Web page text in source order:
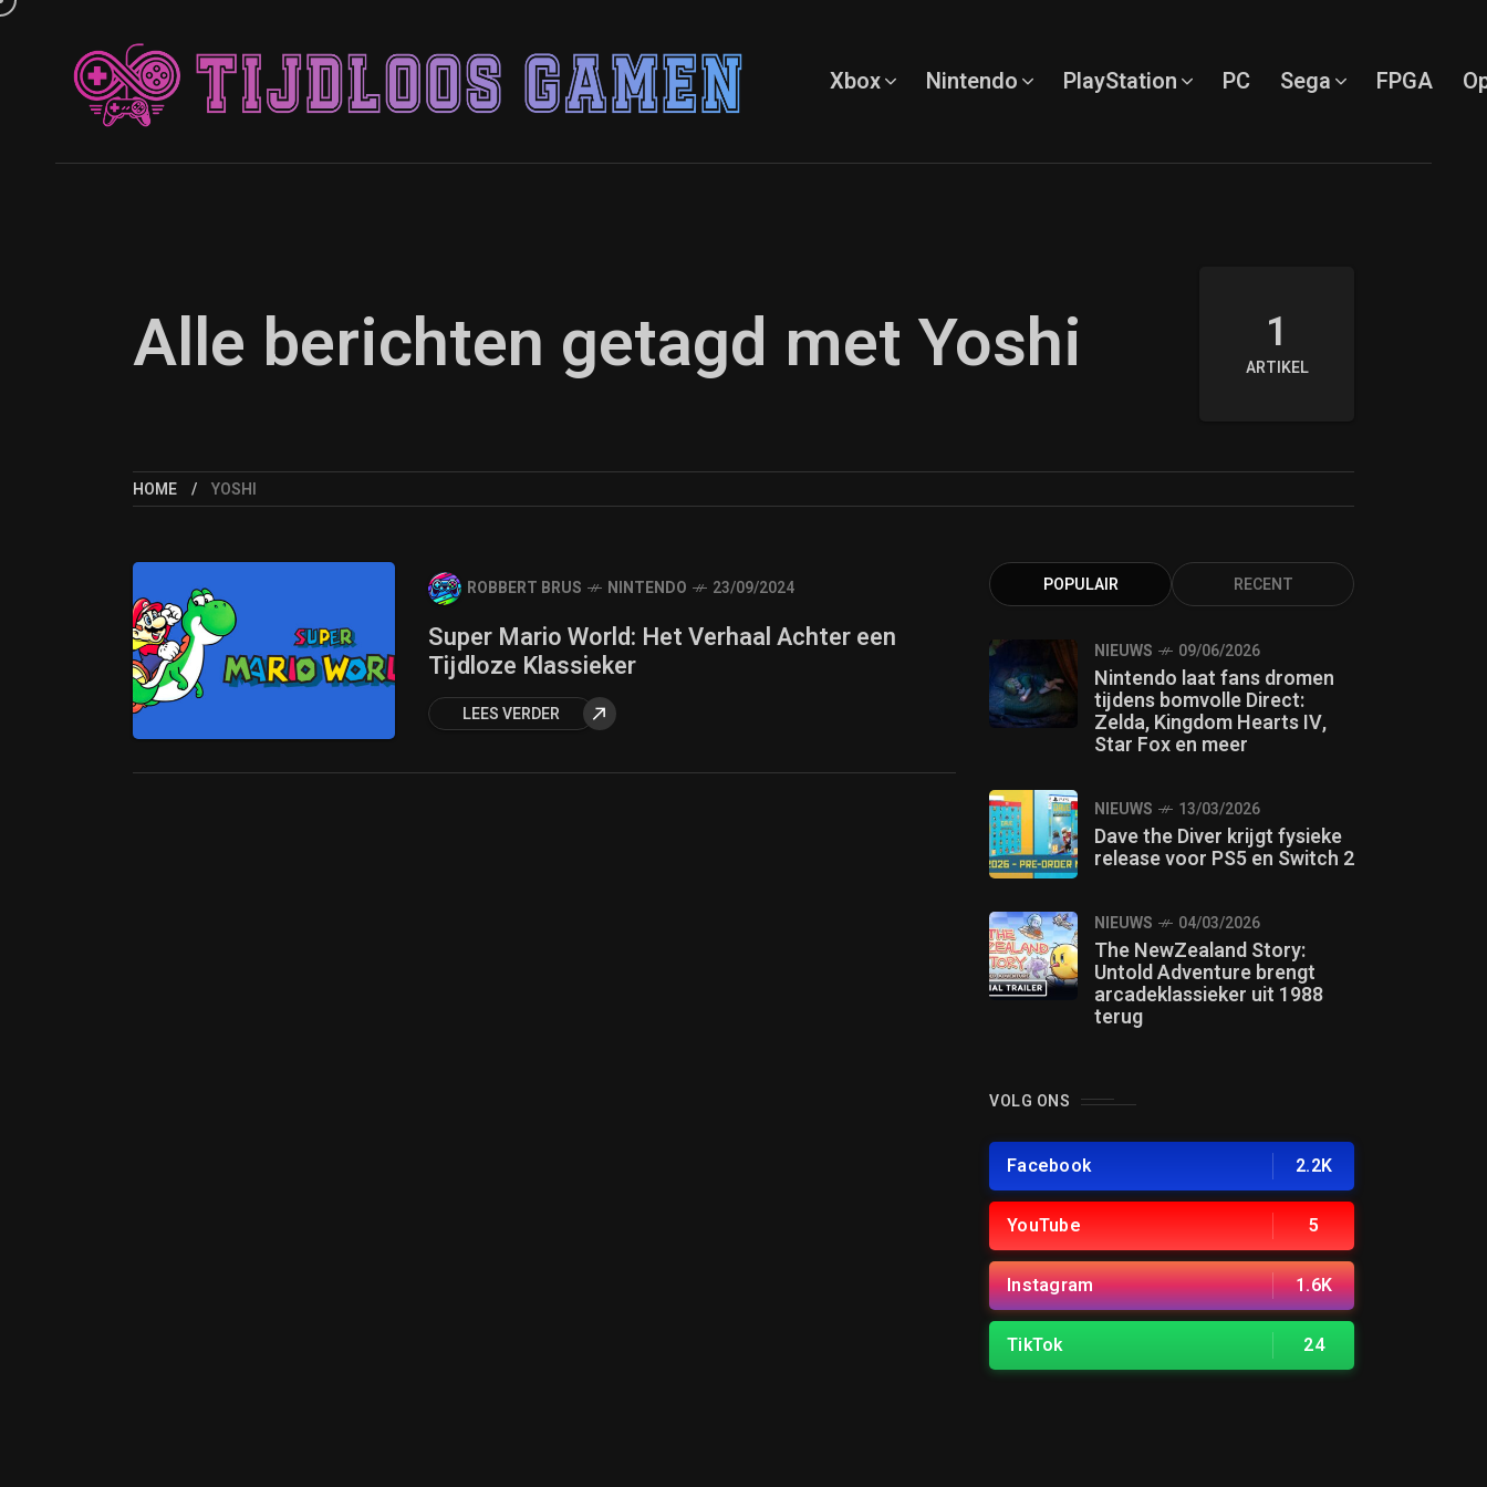
Xbox Nintendo PlayStation PC Sega FPGA
Alle berichten getagd met Yoshi 1
ARTIKEL
HOME YOSHI
ROBBERT BRUS NINTENDO 23/09/2024
Super Mario World: Het Verhaal Achter een
Tijdloze Klassieker
LEES VERDER
POPULAIR RECENT
NIEUWS 09/06/2026
Nintendo laat fans dromen
tijdens bomvolle Direct:
Zelda, Kingdom Hearts IV,
Star Fox en meer
NIEUWS 13/03/2026
Dave the Diver krijgt fysieke
release voor PS5 en Switch 2
NIEUWS 04/03/2026
The NewZealand Story:
Untold Adventure brengt
arcadeklassieker uit 1988
terug
VOLG ONS
Facebook 2.2K
YouTube 5
Instagram 1.6K
TikTok 24